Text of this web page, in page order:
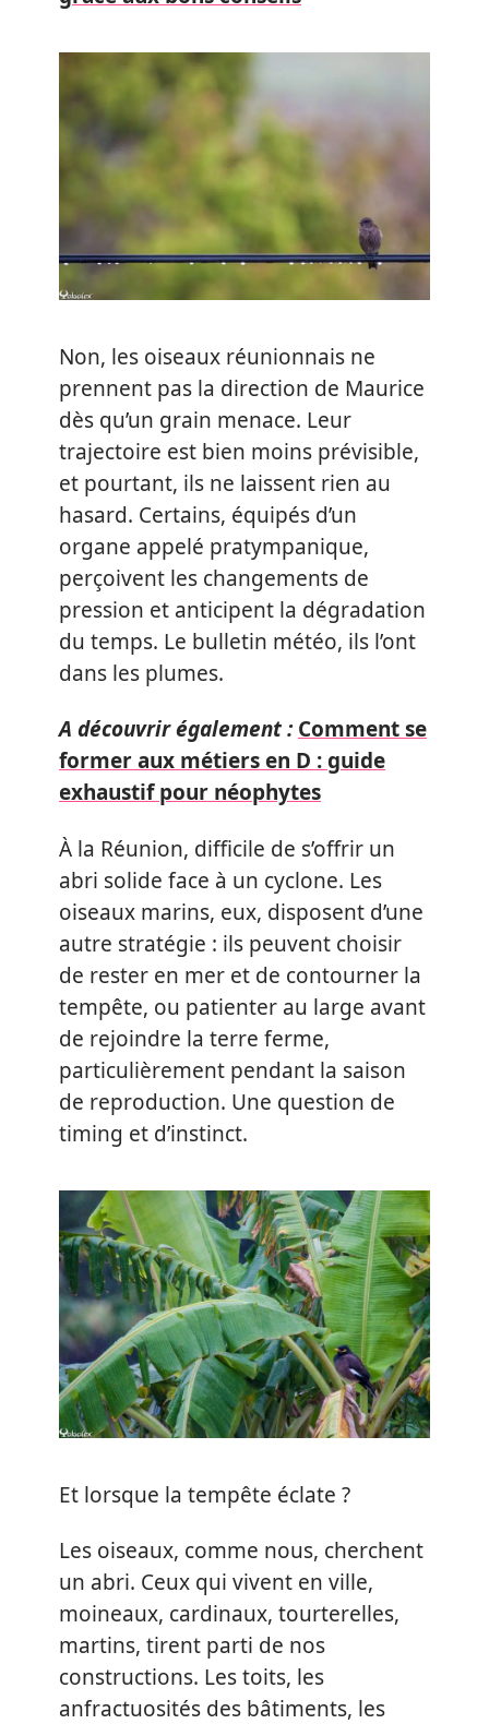
Non, les oiseaux réunionnais ne
prennent pas la direction de Maurice
dès qu’un grain menace. Leur
trajectoire est bien moins prévisible,
et pourtant, ils ne laissent rien au
hasard. Certains, équipés d’un
organe appelé pratympanique,
perçoivent les changements de
pression et anticipent la dégradation
du temps. Le bulletin météo, ils l’ont
dans les plumes.
A découvrir également : Comment se
former aux métiers en D : guide
exhaustif pour néophytes
À la Réunion, difficile de s’offrir un
abri solide face à un cyclone. Les
oiseaux marins, eux, disposent d’une
autre stratégie : ils peuvent choisir
de rester en mer et de contourner la
tempête, ou patienter au large avant
de rejoindre la terre ferme,
particulièrement pendant la saison
de reproduction. Une question de
timing et d’instinct.
Et lorsque la tempête éclate ?
Les oiseaux, comme nous, cherchent
un abri. Ceux qui vivent en ville,
moineaux, cardinaux, tourterelles,
martins, tirent parti de nos
constructions. Les toits, les
anfractuosités des bâtiments, les